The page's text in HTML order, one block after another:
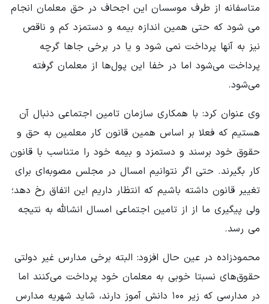
متاسفانه از طرف موسسان این اجحاف در حق معلمان انجام
می شود که حتی همین اندازه بیمه و دستمزد کم و ناقص
نیز به آنها پرداخت نمی شود و یا در برخی جاها گرچه
پرداخت می‌شود اما در خفا این پول‌ها از معلمان گرفته
می‌شود.
وی عنوان کرد: با همکاری سازمان تامین اجتماعی دنبال آن
هستیم که فعلا بر اساس همین قانون کار معلمین به حق و
حقوق خود برسند و دستمزد و بیمه خود را متناسب با قانون
کار بگیرند. حتی اگر نتوانیم امسال در مجلس مصوبه‌ای برای
تغییر قانون داشته باشیم که انتظار داریم این اتفاق رخ دهد؛
ولی پیگیری ما از از تامین اجتماعی امسال انشالله به نتیجه
می رسد.
محمودزاده در عین حال افزود: البته برخی مدارس غیر دولتی
حقوق‌های نسبتا خوبی به معلمان خود پرداخت می‌کنند اما
در مدارسی که زیر ۱۰۰ دانش آموز دارند، شاید شهریه مدارس